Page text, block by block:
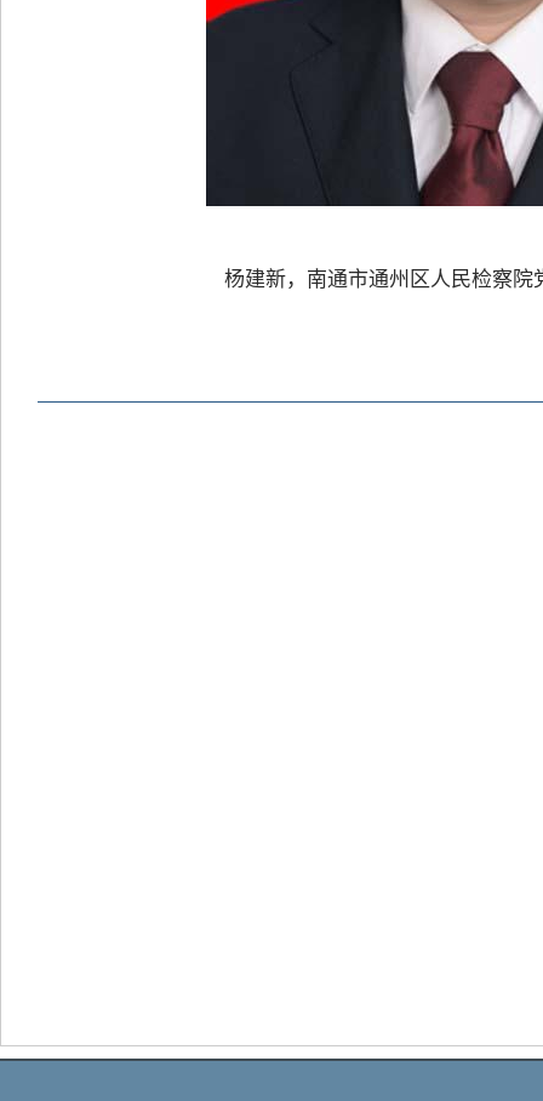
杨建新，南通市通州区人民检察院